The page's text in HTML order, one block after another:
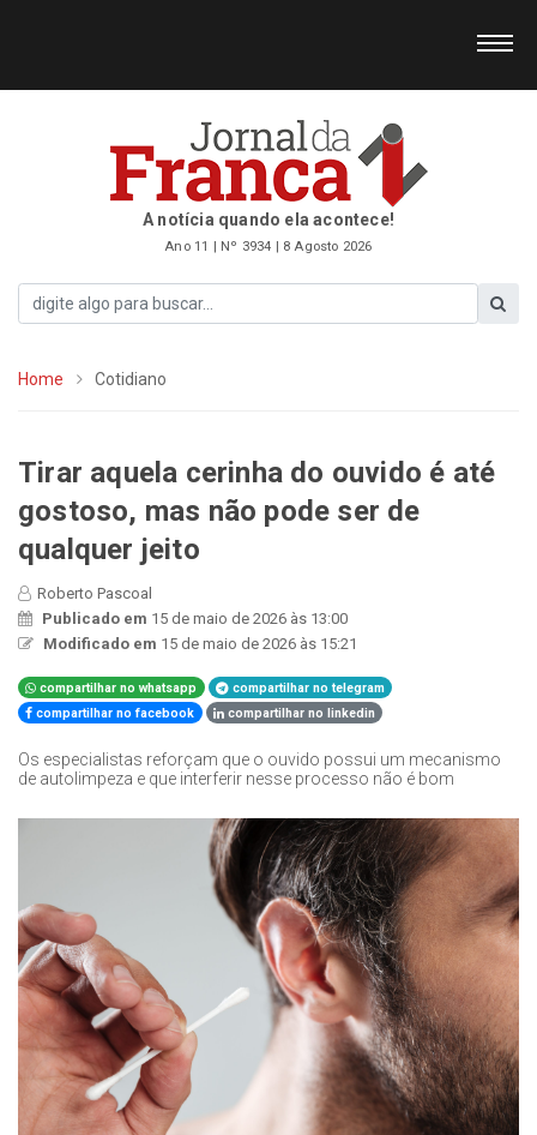
A notícia quando ela acontece!
Ano 11 | Nº 3934 | 8 Agosto 2026
Home Cotidiano
Tirar aquela cerinha do ouvido é até
gostoso, mas não pode ser de
qualquer jeito
Roberto Pascoal
Publicado em 15 de maio de 2026 às 13:00
Modificado em 15 de maio de 2026 às 15:21
compartilhar no whatsapp
compartilhar no telegram
compartilhar no facebook
compartilhar no linkedin
Os especialistas reforçam que o ouvido possui um mecanismo
de autolimpeza e que interferir nesse processo não é bom